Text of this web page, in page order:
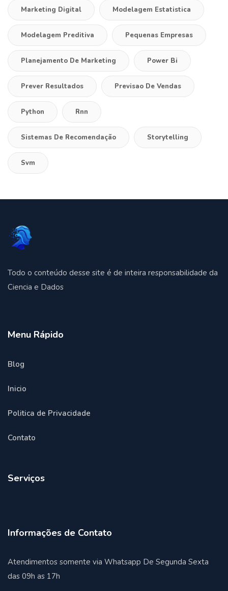
Marketing Digital Modelagem Estatistica
Modelagem Preditiva Pequenas Empresas
Planejamento De Marketing Power Bi
Prever Resultados Previsao De Vendas
Python Rnn
Sistemas De Recomendação Storytelling
Svm
Todo o conteúdo desse site é de inteira responsabilidade da
Ciencia e Dados
Menu Rápido
Blog
Inicio
Politica de Privacidade
Contato
Serviços
Informações de Contato
Atendimentos somente via Whatsapp De Segunda Sexta
das 09h as 17h